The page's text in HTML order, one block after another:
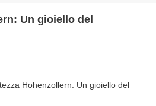
Un gioiello del